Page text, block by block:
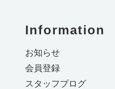
Information
お知らせ
会員登録
スタッフブログ